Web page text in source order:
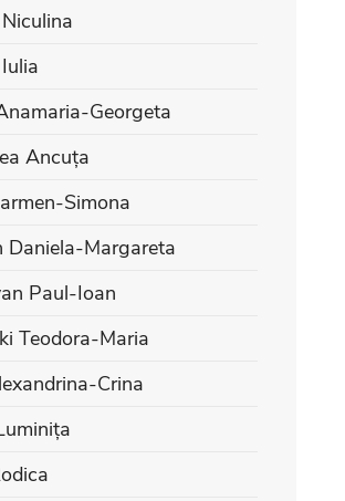
Georgeta
Ancuța
Simona
Daniela-Margareta
Paul-Ioan
Teodora-Maria
Crina